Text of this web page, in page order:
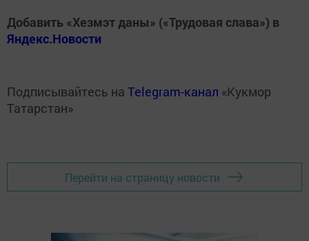
Добавить «Хезмэт даны» («Трудовая слава») в
Яндекс.Новости
Подписывайтесь на Telegram-канал «Кукмор
Татарстан»
Перейти на страницу новости